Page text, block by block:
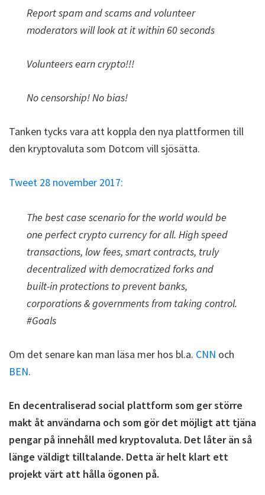
Report spam and scams and volunteer
moderators will look at it within 60 seconds
Volunteers earn crypto!!!
No censorship! No bias!
Tanken tycks vara att koppla den nya plattformen till
den kryptovaluta som Dotcom vill sjösätta.
Tweet 28 november 2017:
The best case scenario for the world would be
one perfect crypto currency for all. High speed
transactions, low fees, smart contracts, truly
decentralized with democratized forks and
built-in protections to prevent banks,
corporations & governments from taking control.
#Goals
Om det senare kan man läsa mer hos bl.a. CNN och
BEN.
En decentraliserad social plattform som ger större
makt åt användarna och som gör det möjligt att tjäna
pengar på innehåll med kryptovaluta. Det låter än så
länge väldigt tilltalande. Detta är helt klart ett
projekt värt att hålla ögonen på.